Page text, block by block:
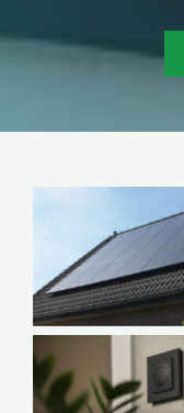
No Caption
No Caption